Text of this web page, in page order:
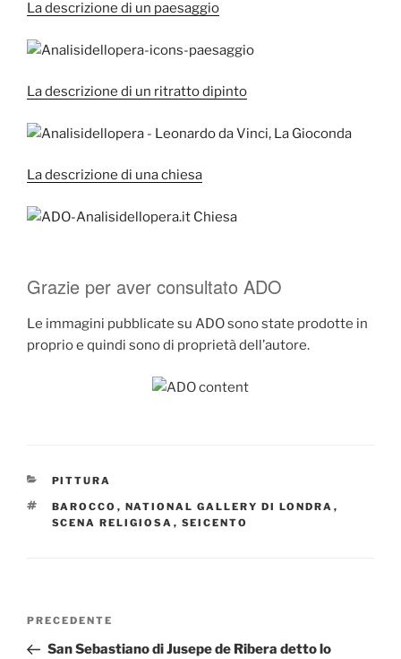
La descrizione di un paesaggio
La descrizione di un ritratto dipinto
La descrizione di una chiesa
Grazie per aver consultato ADO
Le immagini pubblicate su ADO sono state prodotte in
proprio e quindi sono di proprietà dell’autore.
CATEGORIE
PITTURA
TAG
BAROCCO , NATIONAL GALLERY DI LONDRA ,
SCENA RELIGIOSA , SEICENTO
Navigazione
Articolo
precedente:
PRECEDENTE
San Sebastiano di Jusepe de Ribera detto lo